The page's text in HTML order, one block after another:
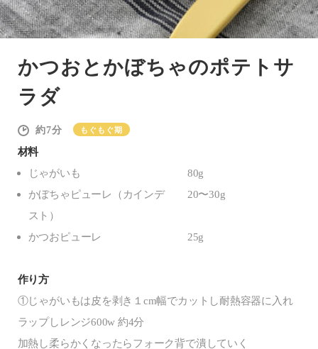
かつおとかぼちゃのポテトサ
ラダ
7 もぐもぐ期
材料
じゃがいも 80g
かぼちゃピューレ（カインデ
スト）
20〜30g
かつおピューレ 25g
作り方
①じゃがいもは皮を剥き１cm幅でカットし耐熱容器に入れ
ラップしレンジ600w 約4分
加熱し柔らかくなったらフォーク背で潰していく